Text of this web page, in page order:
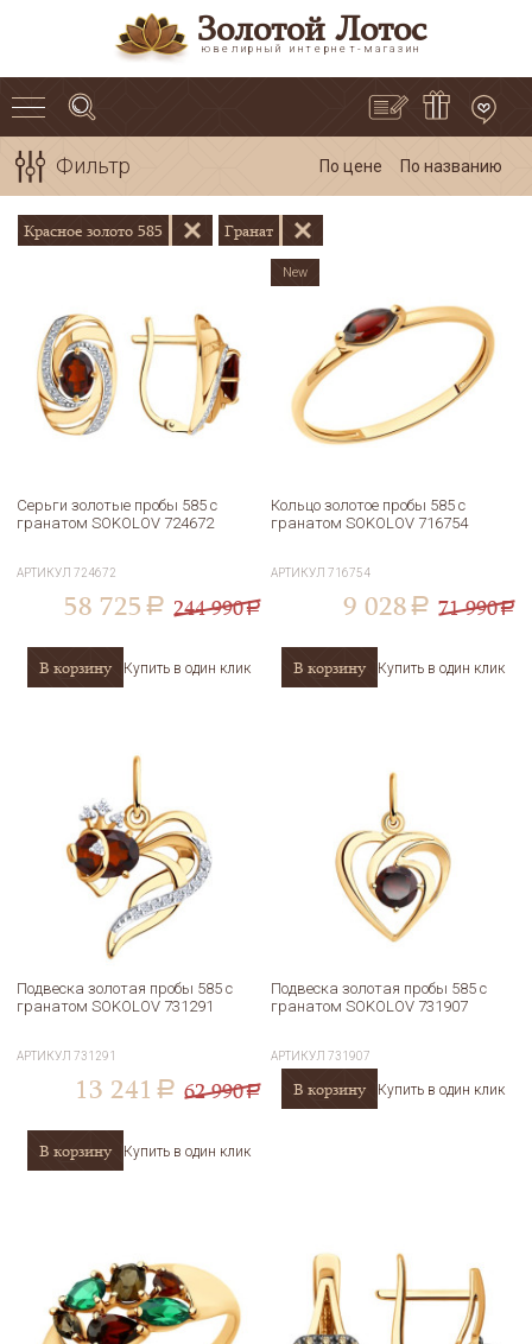
Золотой Лотос
ювелирный интернет-магазин
Фильтр По цене По названию
Красное золото 585 Гранат
Серьги золотые пробы 585 с
гранатом SOKOLOV 724672
АРТИКУЛ 724672
58 725 a 244 990a
В корзину Купить в один клик
Кольцо золотое пробы 585 с
гранатом SOKOLOV 716754
АРТИКУЛ 716754
9 028 a 71 990a
В корзину Купить в один клик
New
Подвеска золотая пробы 585 с
гранатом SOKOLOV 731291
АРТИКУЛ731291
13 241 a 62 990a
В корзину Купить в один клик
Подвеска золотая пробы 585 с
гранатом SOKOLOV 731907
АРТИКУЛ731907
В корзину Купить в один клик